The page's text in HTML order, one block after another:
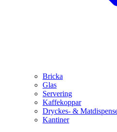
Bricka
Glas
Servering
Kaffekoppar
Dryckes- &
Kantiner